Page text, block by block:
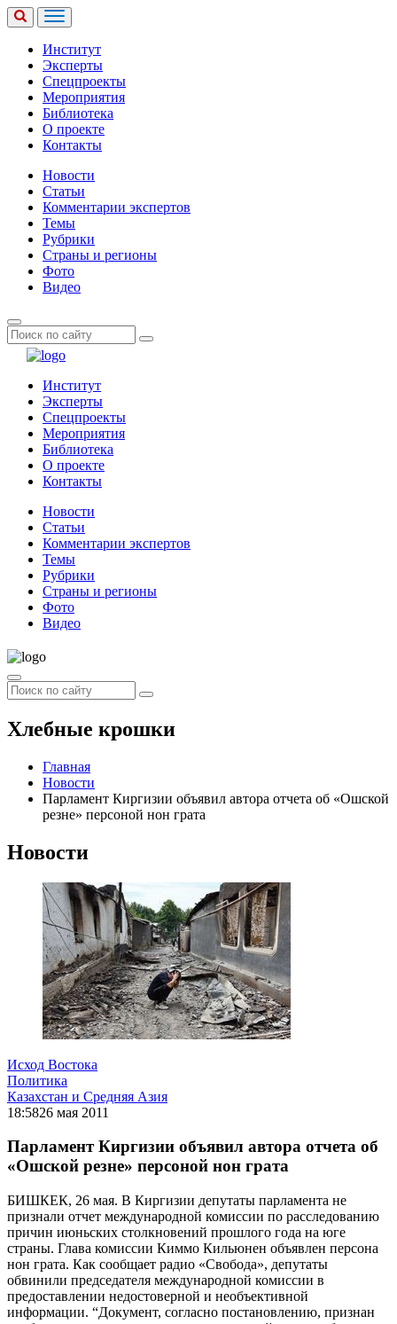
Институт
Эксперты
Спецпроекты
Мероприятия
Библиотека
О проекте
Контакты
Новости
Статьи
Комментарии экспертов
Темы
Рубрики
Страны и регионы
Фото
Видео
Институт
Эксперты
Спецпроекты
Мероприятия
Библиотека
О проекте
Контакты
Новости
Статьи
Комментарии экспертов
Темы
Рубрики
Страны и регионы
Фото
Видео
Хлебные крошки
Главная
Новости
Парламент Киргизии объявил автора отчета об «Ошской
резне» персоной нон грата
Новости
Исход Востока
Политика
Казахстан и Средняя Азия
18:5826 мая 2011
Парламент Киргизии объявил автора отчета об
«Ошской резне» персоной нон грата
БИШКЕК, 26 мая. В Киргизии депутаты парламента не
признали отчет международной комиссии по расследованию
причин июньских столкновений прошлого года на юге
страны. Глава комиссии Киммо Кильюнен объявлен персона
нон грата. Как сообщает радио «Свобода», депутаты
обвинили председателя международной комиссии в
предоставлении недостоверной и необъективной
информации. “Документ, согласно постановлению, признан